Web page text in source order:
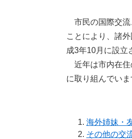
市民の国際交流
ことにより、諸
成3年10月に設立
近年は市内在住
に取り組んでいま
海外姉妹・
その他の交